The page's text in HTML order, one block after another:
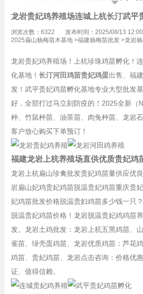
龙岩贵妃鸡养殖场连城上杭长汀武平
浏览次数：6322
发布时间：2025/08/13 12:00
2025扁山杨梅苗木基地>福建杨梅苗批发>龙岩
龙岩贵妃鸡养殖场！上杭珍珠鸡苗孵化！
化基地！ 长汀河田鸡苗贵妃鸡蛋出售、福
发！武平贵妃鸡苗孵化基地专业大型批发
好，全部打过马立刻防疫的！2025全新（
种、竹鼠种苗、油茶苗、肉兔种苗、龙岩
客户放心购买下单预订！
福建龙岩上杭养殖场直供优质贵妃鸡
龙岩上杭扁山珍禽批发贵妃鸡苗量供应优
岩扁山妃鸡贵妃鸡苗脱温贵妃鸡苗重庆贵
妃鸡苗批发价格脱温贵妇鸡苗多少钱一只？
脱温贵妃鸡苗价格！龙岩脱温贵妃鸡鸡苗
发。龙岩土鸡批发：龙岩上杭五黑鸡苗、
雀苗、绿壳蛋鸡苗、龙岩优质鸡苗：芦花
鸡苗、贵妃鸡苗、龙岩点击咨询：价格优
证、值得信赖。